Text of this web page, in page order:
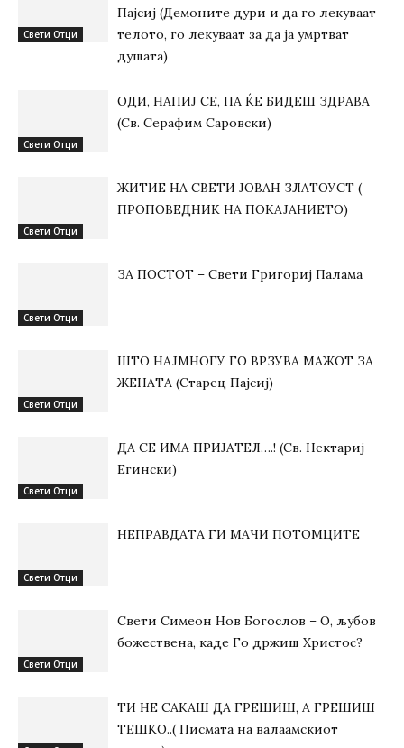
Свети Отци
Пајсиј (Демоните дури и да го лекуваат
телото, го лекуваат за да ја умртват
душата)
Свети Отци
ОДИ, НАПИЈ СЕ, ПА ЌЕ БИДЕШ ЗДРАВА
(Св. Серафим Саровски)
Свети Отци
ЖИТИЕ НА СВЕТИ ЈОВАН ЗЛАТОУСТ (
ПРОПОВЕДНИК НА ПОКАЈАНИЕТО)
Свети Отци
ЗА ПОСТОТ – Свети Григориј Палама
Свети Отци
ШТО НАЈМНОГУ ГО ВРЗУВА МАЖОТ ЗА
ЖЕНАТА (Старец Пајсиј)
Свети Отци
ДА СЕ ИМА ПРИЈАТЕЛ….! (Св. Нектариј
Егински)
Свети Отци
НЕПРАВДАТА ГИ МАЧИ ПОТОМЦИТЕ
Свети Отци
Свети Симеон Нов Богослов – О, љубов
божествена, каде Го држиш Христос?
ТИ НЕ САКАШ ДА ГРЕШИШ, А ГРЕШИШ
ТЕШКО..( Писмата на валаамскиот